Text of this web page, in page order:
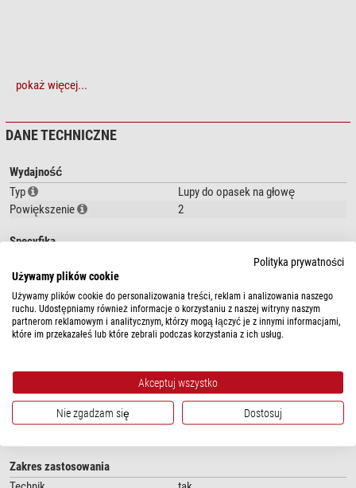
pokaż więcej...
DANE TECHNICZNE
Wydajność
Typ
Lupy do opasek na głowę
Powiększenie
2
Specyfika
Ogólnie
Długość (mm)
229
Szerokość (mm)
152
czarny
Zakres zastosowania
Polityka prywatności
Używamy plików cookie
Używamy plików cookie do personalizowania treści, reklam i analizowania naszego
ruchu. Udostępniamy również informacje o korzystaniu z naszej witryny naszym
partnerom reklamowym i analitycznym, którzy mogą łączyć je z innymi informacjami,
które im przekazałeś lub które zebrali podczas korzystania z ich usług.
Akceptuj wszystko
Nie zgadzam się Dostosuj